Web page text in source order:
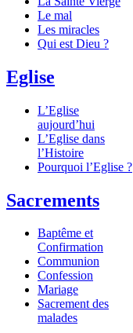
Le mal
Les miracles
Qui est Dieu ?
Eglise
L’Eglise
aujourd’hui
L’Eglise dans
l’Histoire
Pourquoi l’Eglise ?
Sacrements
Baptême et
Confirmation
Communion
Confession
Mariage
Sacrement des
malades